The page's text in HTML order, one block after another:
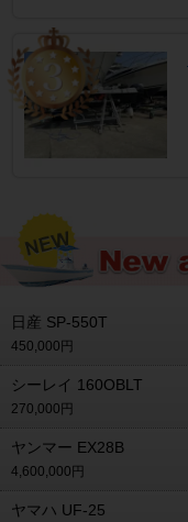
日産 SP-550T
450,000円
シーレイ 160OBLT
270,000円
ヤンマー EX28B
4,600,000円
ヤマハ UF-25